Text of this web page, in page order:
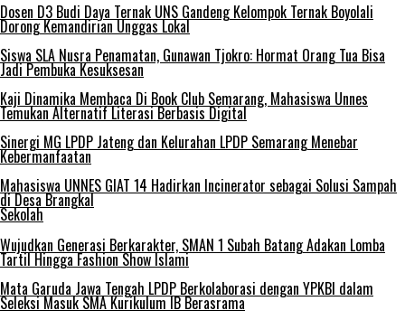
Dosen D3 Budi Daya Ternak UNS Gandeng Kelompok Ternak Boyolali
Dorong Kemandirian Unggas Lokal
Siswa SLA Nusra Penamatan, Gunawan Tjokro: Hormat Orang Tua Bisa
Jadi Pembuka Kesuksesan
Kaji Dinamika Membaca Di Book Club Semarang, Mahasiswa Unnes
Temukan Alternatif Literasi Berbasis Digital
Sinergi MG LPDP Jateng dan Kelurahan LPDP Semarang Menebar
Kebermanfaatan
Mahasiswa UNNES GIAT 14 Hadirkan Incinerator sebagai Solusi Sampah
di Desa Brangkal
Sekolah
Wujudkan Generasi Berkarakter, SMAN 1 Subah Batang Adakan Lomba
Tartil Hingga Fashion Show Islami
Mata Garuda Jawa Tengah LPDP Berkolaborasi dengan YPKBI dalam
Seleksi Masuk SMA Kurikulum IB Berasrama